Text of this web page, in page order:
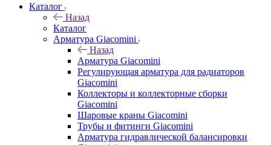
Каталог
Назад
Каталог
Арматура Giacomini
Назад
Арматура Giacomini
Регулирующая арматура для радиаторов
Giacomini
Коллекторы и коллекторные сборки
Giacomini
Шаровые краны Giacomini
Трубы и фитинги Giacomini
Арматура гидравлической балансировки